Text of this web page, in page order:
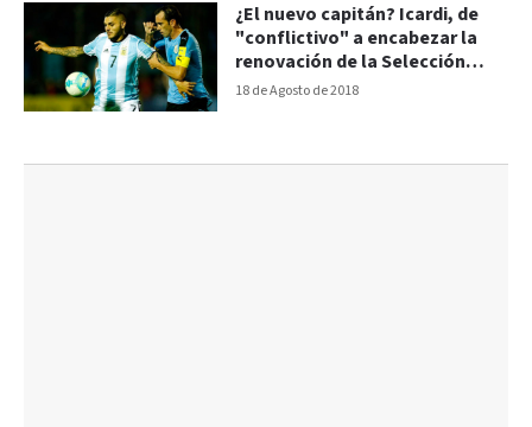
18 de Agosto de 2018
¿El nuevo capitán? Icardi, de
"conflictivo" a encabezar la
renovación de la Selección
Argentina